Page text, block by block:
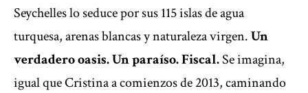
Seychelles lo seduce por sus 115 islas de agua
turquesa, arenas blancas y naturaleza virgen.Un
verdadero oasis. Un paraíso. Fiscal.Se imagina,
igual que Cristina a comienzos de 2013, caminando